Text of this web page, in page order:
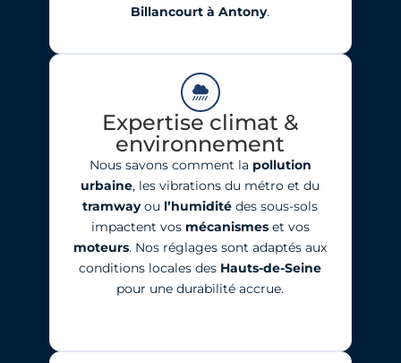
Billancourt à Antony.
Expertise climat &
environnement
Nous savons comment la pollution
urbaine, les vibrations du métro et du
tramwayou l’humidité des sous-sols
impactent vos mécanismeset vos
moteurs. Nos réglages sont adaptés aux
conditions locales des Hauts-de-Seine
pour une durabilité accrue.